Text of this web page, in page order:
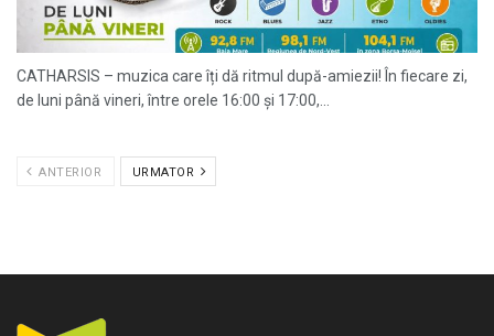
CATHARSIS – muzica care îți dă ritmul după-amiezii! În fiecare zi,
de luni până vineri, între orele 16:00 și 17:00,...
ANTERIOR URMATOR